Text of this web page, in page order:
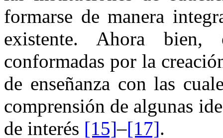
formarse de manera
existente. Ahora bien,
conformadas por la
de enseñanza con las
comprensión de algunas
de interés [15]–[17]⁠⁠.